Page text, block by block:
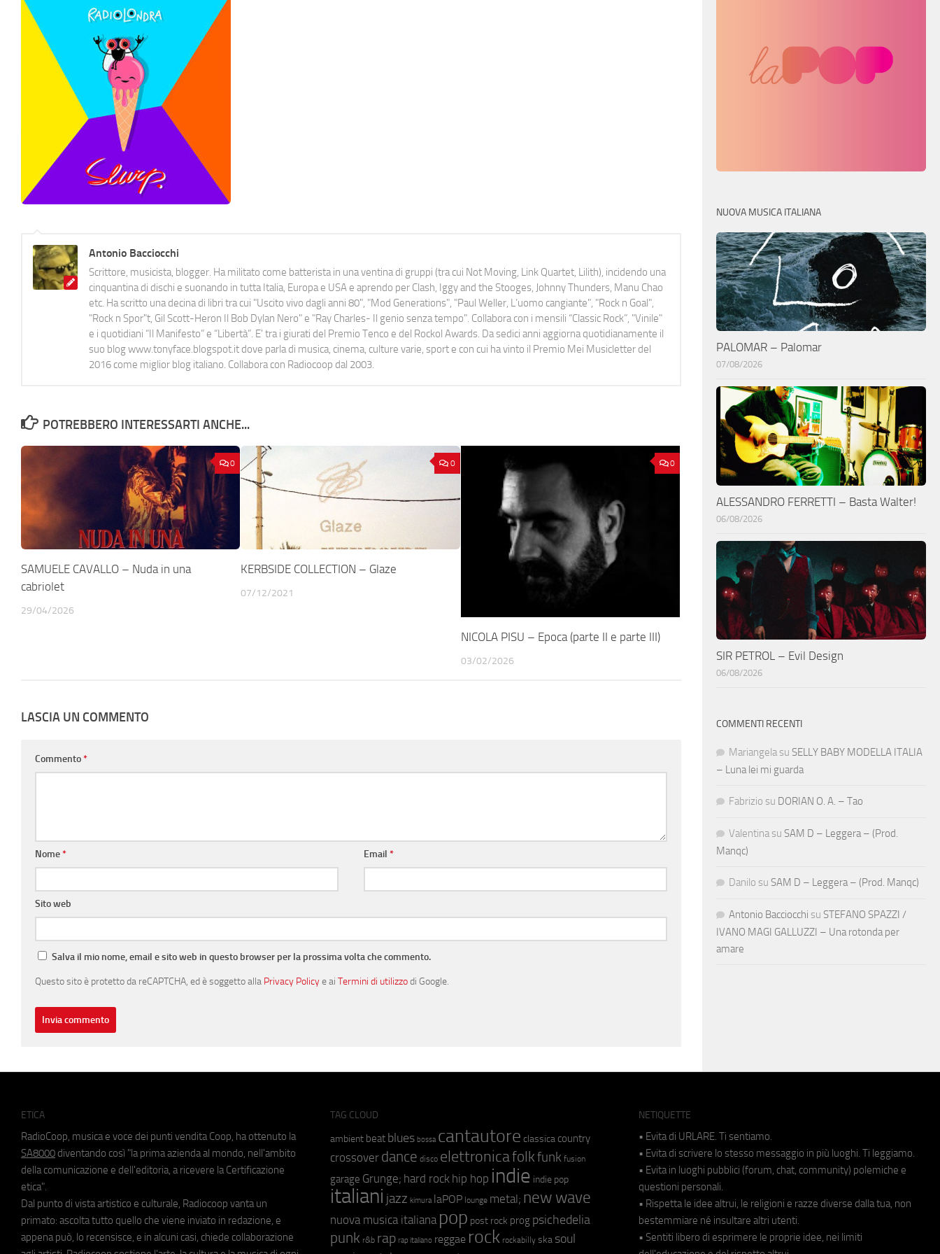
Antonio Bacciocchi
Scrittore, musicista, blogger. Ha militato come batterista in una ventina di gruppi (tra cui Not Moving, Link Quartet, Lilith), incidendo una
cinquantina di dischi e suonando in tutta Italia, Europa e USA e aprendo per Clash, Iggy and the Stooges, Johnny Thunders, Manu Chao
etc. Ha scritto una decina di libri tra cui "Uscito vivo dagli anni 80", "Mod Generations", "Paul Weller, L’uomo cangiante", "Rock n Goal",
"Rock n Spor"t, Gil Scott-Heron Il Bob Dylan Nero" e "Ray Charles- Il genio senza tempo". Collabora con i mensili “Classic Rock”, "Vinile"
e i quotidiani “Il Manifesto” e “Libertà”. E' tra i giurati del Premio Tenco e del Rockol Awards. Da sedici anni aggiorna quotidianamente il
suo blog www.tonyface.blogspot.it dove parla di musica, cinema, culture varie, sport e con cui ha vinto il Premio Mei Musicletter del
2016 come miglior blog italiano. Collabora con Radiocoop dal 2003.
POTREBBERO INTERESSARTI ANCHE...
0
SAMUELE CAVALLO – Nuda in una
cabriolet
29/04/2026
0
KERBSIDE COLLECTION – Glaze
07/12/2021
0
NICOLA PISU – Epoca (parte II e parte III)
03/02/2026
LASCIA UN COMMENTO
Commento*
Nome* Email*
Sito web
Salva il mio nome, email e sito web in questo browser per la prossima volta che commento.
Questo sito è protetto da reCAPTCHA, ed è soggetto alla Privacy Policye ai Termini di utilizzodi Google.
NUOVA MUSICA ITALIANA
PALOMAR – Palomar
07/08/2026
ALESSANDRO FERRETTI – Basta Walter!
06/08/2026
SIR PETROL – Evil Design
06/08/2026
COMMENTI RECENTI
Mariangela su SELLY BABY MODELLA ITALIA
– Luna lei mi guarda
Fabrizio su DORIAN O. A. – Tao
Valentina su SAM D – Leggera – (Prod.
Manqc)
Danilo su SAM D – Leggera – (Prod. Manqc)
Antonio Bacciocchi su STEFANO SPAZZI /
IVANO MAGI GALLUZZI – Una rotonda per
amare
ETICA
RadioCoop, musica e voce dei punti vendita Coop, ha ottenuto la
SA8000 diventando così "la prima azienda al mondo, nell'ambito
della comunicazione e dell'editoria, a ricevere la Certificazione
etica".
Dal punto di vista artistico e culturale, Radiocoop vanta un
primato: ascolta tutto quello che viene inviato in redazione, e
appena può, lo recensisce, e in alcuni casi, chiede collaborazione
TAG CLOUD
ambient beat blues bossa cantautore classica country
crossover dance disco elettronicafolkfunk fusion
garage Grunge; hard rock hip hop indie indie pop
italiani jazz kimura laPOP lounge metal; new wave
nuova musica italiana pop post rock prog psichedelia
punk r&b rap rap italiano reggae rock rockabilly ska soul
NETIQUETTE
• Evita di URLARE. Ti sentiamo.
• Evita di scrivere lo stesso messaggio in più luoghi. Ti leggiamo.
• Evita in luoghi pubblici (forum, chat, community) polemiche e
questioni personali.
• Rispetta le idee altrui, le religioni e razze diverse dalla tua, non
bestemmiare né insultare altri utenti.
• Sentiti libero di esprimere le proprie idee, nei limiti